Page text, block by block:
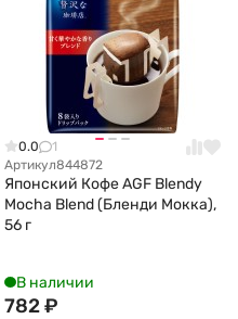
0.0
1
Артикул844872
Японский Кофе AGF Blendy
Mocha Blend (Бленди Мокка),
56 г
В наличии
782₽